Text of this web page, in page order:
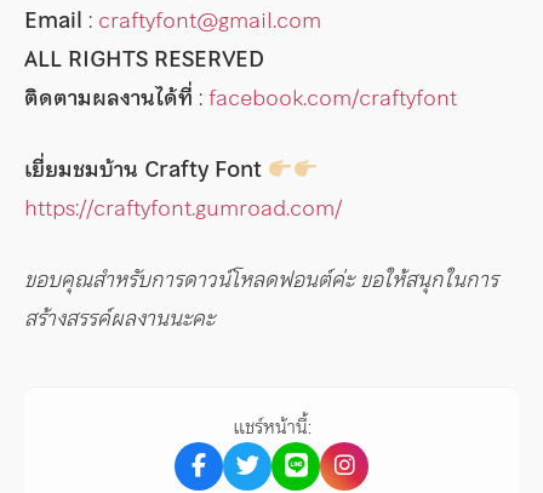
Email : craftyfont@gmail.com
ALL RIGHTS RESERVED
ติดตามผลงานได้ที่ :facebook.com/craftyfont
เยี่ยมชมบ้าน Crafty Font
https://craftyfont.gumroad.com/
ขอบคุณสำหรับการดาวน์โหลดฟอนต์ค่ะ ขอให้สนุกในการ
สร้างสรรค์ผลงานนะคะ
แชร์หน้านี้: